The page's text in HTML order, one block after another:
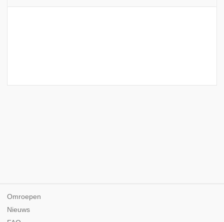
Omroepen
Nieuws